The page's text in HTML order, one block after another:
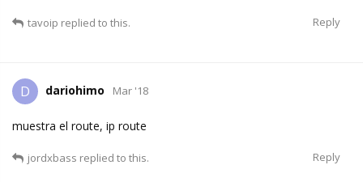
Reply
tavoip replied to this.
D dariohimo Mar '18
muestra el route, ip route
Reply
jordxbass replied to this.